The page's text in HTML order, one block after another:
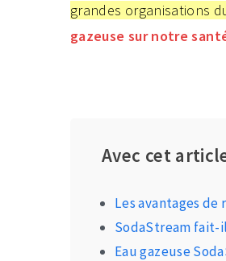
grandes organisations
gazeuse sur notre
Avec cet
Les avantages
SodaStream fait-
Eau gazeuse